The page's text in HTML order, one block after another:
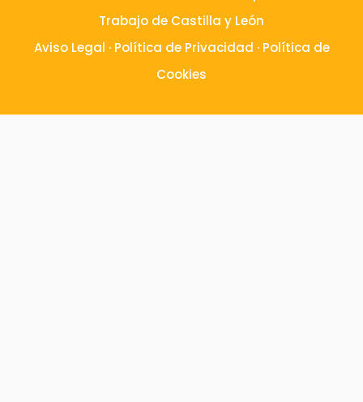
Trabajo de Castilla y León
Aviso Legal · Política de Privacidad · Política de
Cookies